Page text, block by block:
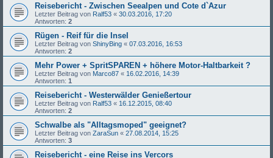
Reisebericht - Zwischen Seealpen und Cote d`Azur
Letzter Beitrag von Ralf53 « 30.03.2016, 17:20
Antworten: 2
Rügen - Reif für die Insel
Letzter Beitrag von ShinyBing « 07.03.2016, 16:53
Antworten: 2
Mehr Power + SpritSPAREN + höhere Motor-Haltbarkeit ?
Letzter Beitrag von Marco87 « 16.02.2016, 14:39
Antworten: 1
Reisebericht - Westerwälder Genießertour
Letzter Beitrag von Ralf53 « 16.12.2015, 08:40
Antworten: 2
Schwalbe als "Alltagsmoped" geeignet?
Letzter Beitrag von ZaraSun « 27.08.2014, 15:25
Antworten: 3
Reisebericht - eine Reise ins Vercors